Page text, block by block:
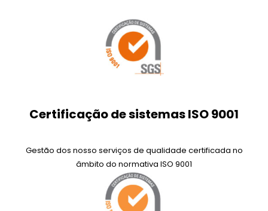
Certificação de sistemas ISO 9001
Gestão dos nosso serviços de qualidade certificada no
âmbito do normativa ISO 9001